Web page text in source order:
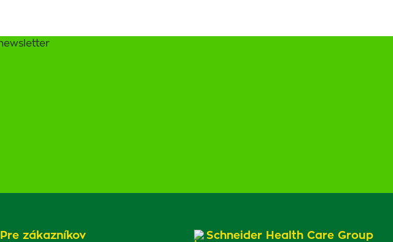
Pre zákazníkov Schneider Health Care Group